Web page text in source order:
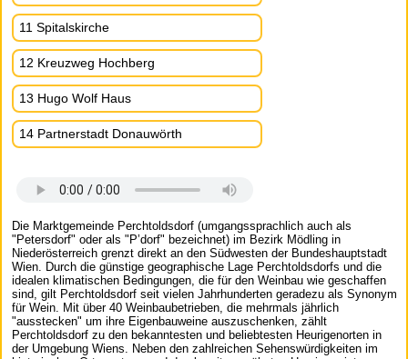
11 Spitalskirche
12 Kreuzweg Hochberg
13 Hugo Wolf Haus
14 Partnerstadt Donauwörth
Die Marktgemeinde Perchtoldsdorf (umgangssprachlich auch als
"Petersdorf" oder als "P’dorf" bezeichnet) im Bezirk Mödling in
Niederösterreich grenzt direkt an den Südwesten der Bundeshauptstadt
Wien. Durch die günstige geographische Lage Perchtoldsdorfs und die
idealen klimatischen Bedingungen, die für den Weinbau wie geschaffen
sind, gilt Perchtoldsdorf seit vielen Jahrhunderten geradezu als Synonym
für Wein. Mit über 40 Weinbaubetrieben, die mehrmals jährlich
"ausstecken" um ihre Eigenbauweine auszuschenken, zählt
Perchtoldsdorf zu den bekanntesten und beliebtesten Heurigenorten in
der Umgebung Wiens. Neben den zahlreichen Sehenswürdigkeiten im